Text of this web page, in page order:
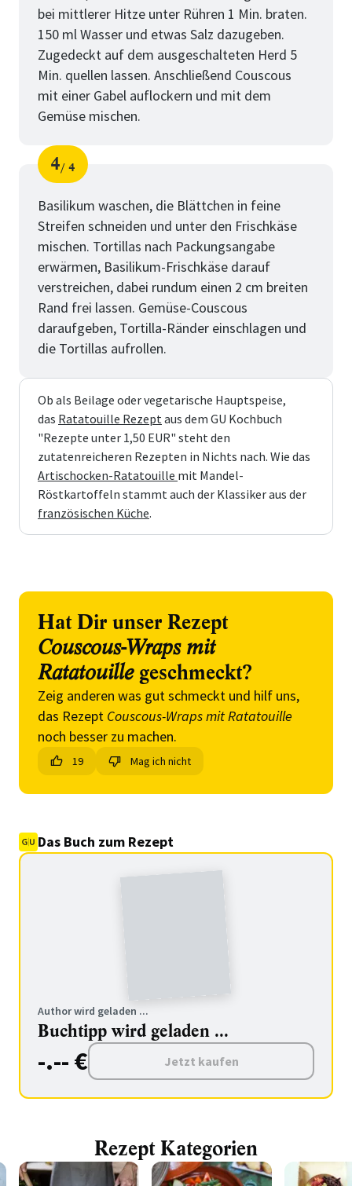
bei mittlerer Hitze unter Rühren 1 Min. braten.
150 ml Wasser und etwas Salz dazugeben.
Zugedeckt auf dem ausgeschalteten Herd 5
Min. quellen lassen. Anschließend Couscous
mit einer Gabel auflockern und mit dem
Gemüse mischen.
Schritt
4
von
4
Basilikum waschen, die Blättchen in feine
Streifen schneiden und unter den Frischkäse
mischen. Tortillas nach Packungsangabe
erwärmen, Basilikum-Frischkäse darauf
verstreichen, dabei rundum einen 2 cm breiten
Rand frei lassen. Gemüse-Couscous
daraufgeben, Tortilla-Ränder einschlagen und
die Tortillas aufrollen.
Ob als Beilage oder vegetarische Hauptspeise,
das Ratatouille Rezeptaus dem GU Kochbuch
"Rezepte unter 1,50 EUR" steht den
zutatenreicheren Rezepten in Nichts nach. Wie das
Artischocken-Ratatouille mit Mandel-
Röstkartoffeln stammt auch der Klassiker aus der
französischen Küche.
Hat Dir unser Rezept
Couscous-Wraps mit
Ratatouillegeschmeckt?
Zeig anderen was gut schmeckt und hilf uns,
das Rezept Couscous-Wraps mit Ratatouille
noch besser zu machen.
19 Mag ich nicht
Das Buch zum Rezept
Author wird geladen ...
Buchtipp wird geladen ...
-.-- € Jetzt kaufen
Rezept Kategorien